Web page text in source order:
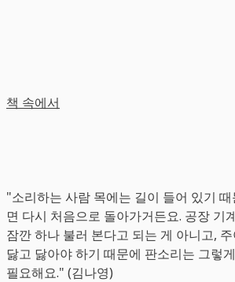
책 속에서
"소리하는 사람 목에는 길이 들어 있기
면 다시 처음으로 돌아가거든요. 공장 기
잠깐 하나 불러 본다고 되는 게 아니고,
닳고 닳아야 하기 때문에 판소리는 그렇
필요해요." (김나영)